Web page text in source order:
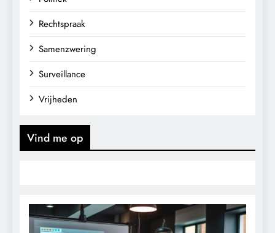
Rechtspraak
Samenzwering
Surveillance
Vrijheden
Vind me op